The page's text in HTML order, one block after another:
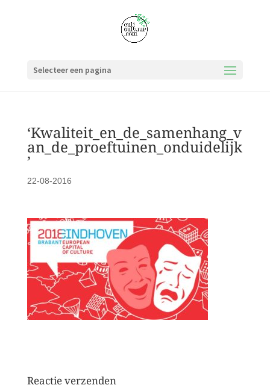
Selecteer een pagina
‘Kwaliteit_en_de_samenhang_v
an_de_proeftuinen_onduidelijk
’
22-08-2016
Reactie verzenden